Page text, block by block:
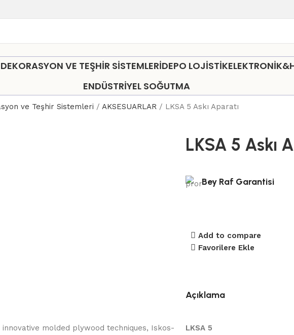
VE TEŞHİR SİSTEMLERİDEPO LOJİSTİK
ENDÜSTRİYEL SOĞUTMA
ve Teşhir Sistemleri AKSESUARLAR
LKSA 5 Askı Aparatı
LKSA 5 Askı
Bey Raf Garantisi
Add to compare
Favorilere Ekle
molded plywood techniques, Iskos-
Açıklama
LKSA 5